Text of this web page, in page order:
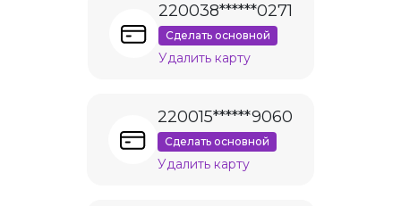
220038******0271
Сделать основной
Удалить карту
220015******9060
Сделать основной
Удалить карту